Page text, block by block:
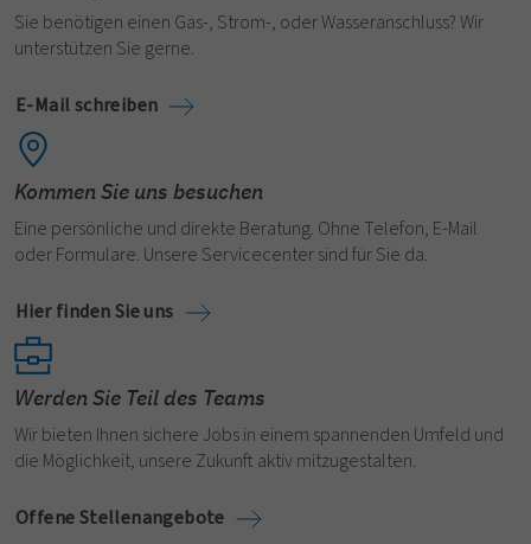
Sie benötigen einen Gas-, Strom-, oder Wasseranschluss? Wir
unterstützen Sie gerne.
E-Mail schreiben
Kommen Sie uns besuchen
Eine persönliche und direkte Beratung. Ohne Telefon, E-Mail
oder Formulare. Unsere Servicecenter sind für Sie da.
Hier finden Sie uns
Werden Sie Teil des Teams
Wir bieten Ihnen sichere Jobs in einem spannenden Umfeld und
die Möglichkeit, unsere Zukunft aktiv mitzugestalten.
Offene Stellenangebote